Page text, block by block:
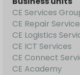
CE Services
CE Repair
CE Logistics
CE ICT Services
CE Connect
CE Academy